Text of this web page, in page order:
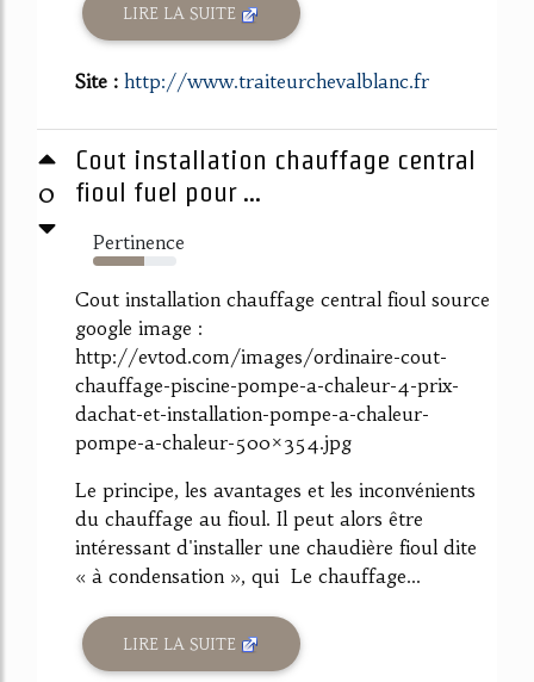
LIRE LA SUITE
Site : http://www.traiteurchevalblanc.fr
0
Cout installation chauffage central
fioul fuel pour ...
Pertinence
61%
Cout installation chauffage central fioul source
google image :
http://evtod.com/images/ordinaire-cout-
chauffage-piscine-pompe-a-chaleur-4-prix-
dachat-et-installation-pompe-a-chaleur-
pompe-a-chaleur-500×354.jpg
Le principe, les avantages et les inconvénients
du chauffage au fioul. Il peut alors être
intéressant d'installer une chaudière fioul dite
« à condensation », qui Le chauffage...
LIRE LA SUITE